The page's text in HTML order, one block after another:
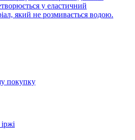
у еластичний
який не розмивається водою.
покупку